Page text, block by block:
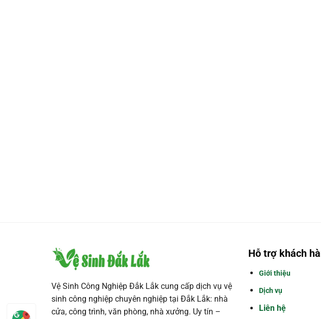
Vệ Sinh Công Nghiệp Đắk Lắk cung cấp dịch vụ vệ
sinh công nghiệp chuyên nghiệp tại Đắk Lắk: nhà
cửa, công trình, văn phòng, nhà xưởng. Uy tín –
Hỗ trợ khách
Giới thiệu
Dịch vụ
Liên hệ